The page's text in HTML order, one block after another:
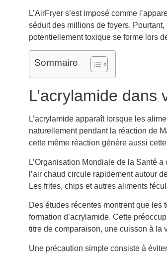
L’AirFryer s’est imposé comme
séduit des millions de foyers.
potentiellement toxique se forme lors
Sommaire
L’acrylamide
L’acrylamide apparaît lorsque les
naturellement pendant la réaction de
cette même réaction génère aussi
L’Organisation Mondiale de la Santé
l’air chaud circule rapidement autour
Les frites, chips et autres aliments
Des études récentes montrent que les
formation d’acrylamide. Cette
titre de comparaison, une cuisson à la
Une précaution simple consiste à